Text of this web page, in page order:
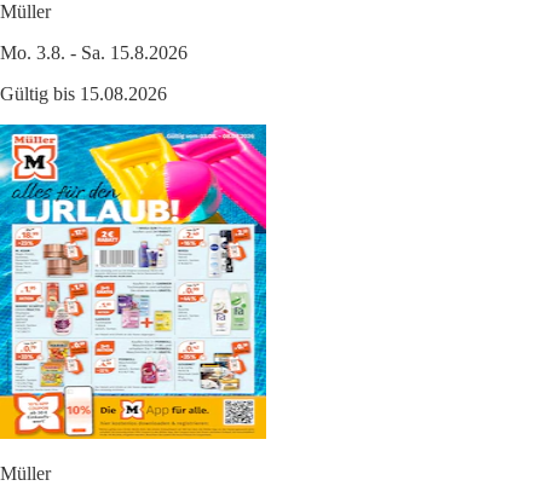
Müller
Mo. 3.8. - Sa. 15.8.2026
Gültig bis 15.08.2026
Müller